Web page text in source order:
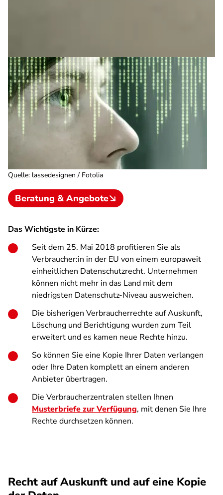
Quelle: lassedesignen / Fotolia
Beratung & Angebote
Das Wichtigste in Kürze:
Seit dem 25. Mai 2018 profitieren Sie als
Verbraucher:in in der EU von einem europaweit
einheitlichen Datenschutzrecht. Unternehmen
können nicht mehr in das Land mit dem
niedrigsten Datenschutz-Niveau ausweichen.
Die bisherigen Verbraucherrechte auf Auskunft,
Löschung und Berichtigung wurden zum Teil
erweitert und es kamen neue Rechte hinzu.
So können Sie eine Kopie Ihrer Daten verlangen
oder Ihre Daten komplett an einem anderen
Anbieter übertragen.
Die Verbraucherzentralen stellen Ihnen
Musterbriefe zur Verfügung, mit denen Sie Ihre
Rechte durchsetzen können.
Recht auf Auskunft und auf eine Kopie